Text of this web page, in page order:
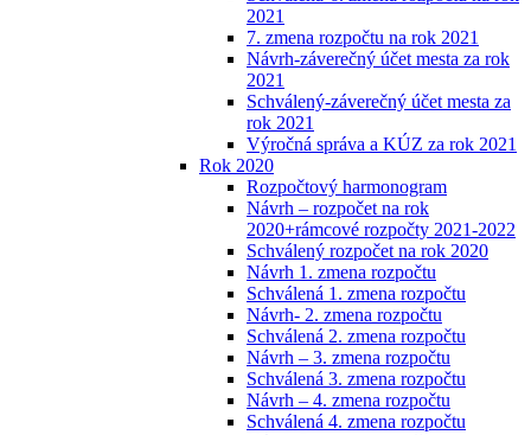
2021
7. zmena rozpočtu na rok 2021
Návrh-záverečný účet mesta za rok
2021
Schválený-záverečný účet mesta za
rok 2021
Výročná správa a KÚZ za rok 2021
Rok 2020
Rozpočtový harmonogram
Návrh – rozpočet na rok
2020+rámcové rozpočty 2021-2022
Schválený rozpočet na rok 2020
Návrh 1. zmena rozpočtu
Schválená 1. zmena rozpočtu
Návrh- 2. zmena rozpočtu
Schválená 2. zmena rozpočtu
Návrh – 3. zmena rozpočtu
Schválená 3. zmena rozpočtu
Návrh – 4. zmena rozpočtu
Schválená 4. zmena rozpočtu